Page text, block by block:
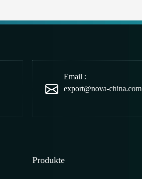
Email :
export@nova-china.com
Produkte